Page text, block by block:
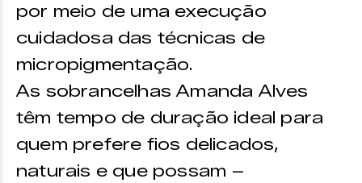
por meio de uma execução
cuidadosa das técnicas de
micropigmentação.
As sobrancelhas Amanda Alves
têm tempo de duração ideal para
quem prefere fios delicados,
naturais e que possam –